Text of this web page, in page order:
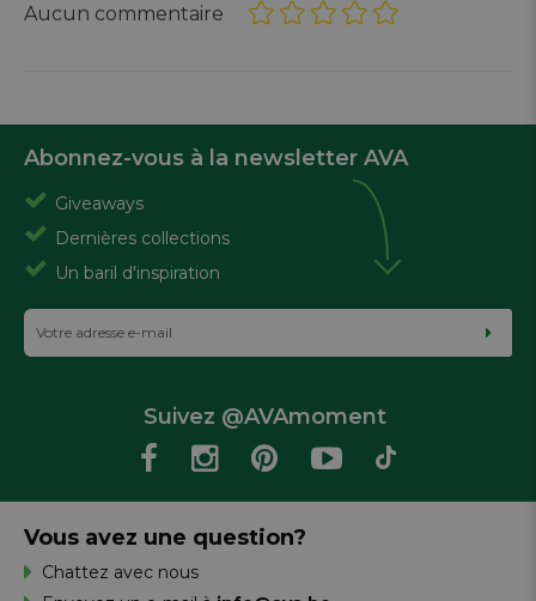
Aucun commentaire
Abonnez-vous à la newsletter AVA
Giveaways
Dernières collections
Un baril d'inspiration
Suivez @AVAmoment
Vous avez une question?
Chattez avec nous